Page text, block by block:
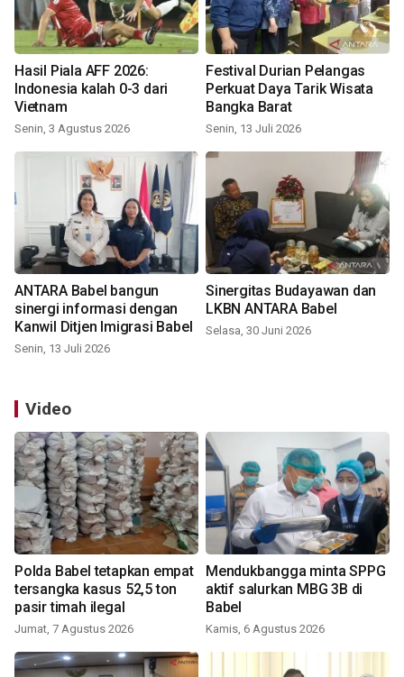
Hasil Piala AFF 2026:
Indonesia kalah 0-3 dari
Vietnam
Senin, 3 Agustus 2026
Festival Durian Pelangas
Perkuat Daya Tarik Wisata
Bangka Barat
Senin, 13 Juli 2026
ANTARA Babel bangun
sinergi informasi dengan
Kanwil Ditjen Imigrasi Babel
Senin, 13 Juli 2026
Sinergitas Budayawan dan
LKBN ANTARA Babel
Selasa, 30 Juni 2026
Video
Polda Babel tetapkan empat
tersangka kasus 52,5 ton
pasir timah ilegal
Jumat, 7 Agustus 2026
Mendukbangga minta SPPG
aktif salurkan MBG 3B di
Babel
Kamis, 6 Agustus 2026